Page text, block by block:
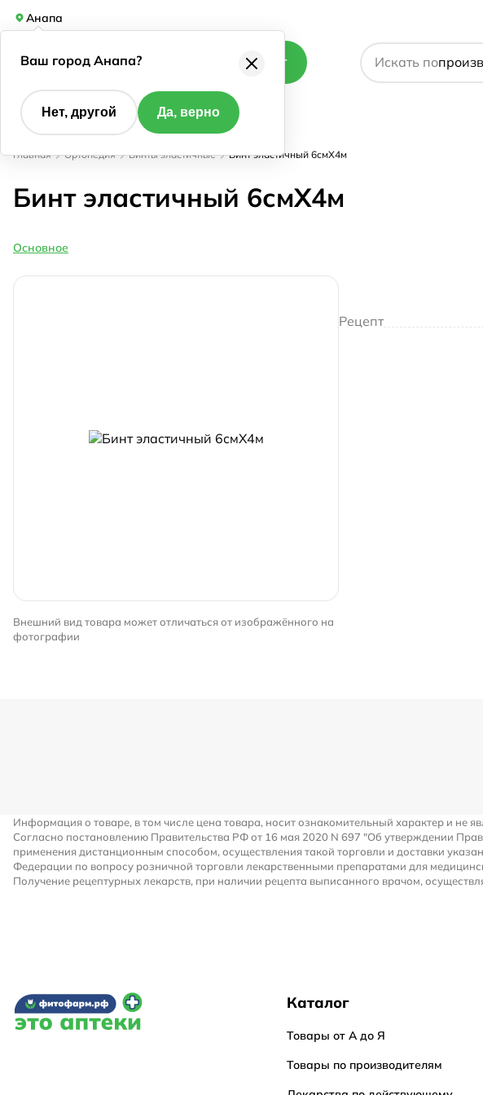
Анапа
Каталог Искать по
Главная Ортопедия Бинты эластичные Бинт эластичный 6смX4м
Бинт эластичный 6смX4м
Основное
Внешний вид товара может отличаться от изображённого на
фотографии
Рецепт
Информация о товаре, в том числе цена товара, носит ознакомительный характер и не
Согласно постановлению Правительства РФ от 16 мая 2020 N 697 "Об утверждении
применения дистанционным способом, осуществления такой торговли и доставки
Федерации по вопросу розничной торговли лекарственными препаратами для
Получение рецептурных лекарств, при наличии рецепта выписанного врачом,
Каталог
Товары от А до Я
Товары по производителям
Ваш город Анапа?
Нет, другой Да, верно